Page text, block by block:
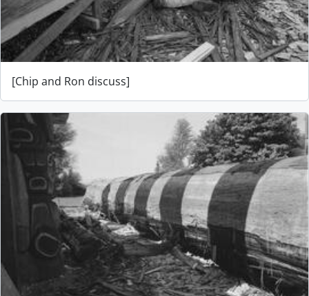
[Chip and Ron discuss]